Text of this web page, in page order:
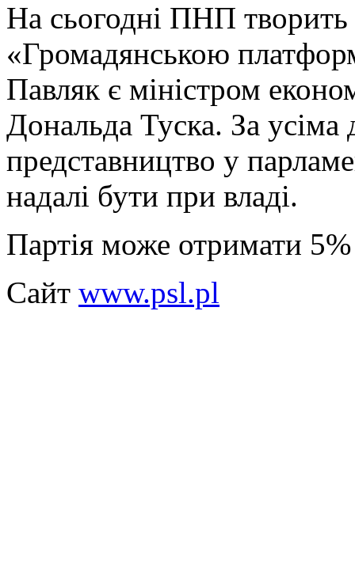
На сьогодні ПНП творить
«Громадянською
Павляк є міністром
Дональда Туска. За усіма
представництво у
надалі бути при владі.
Партія може отримати 5%
Сайт www.psl.pl